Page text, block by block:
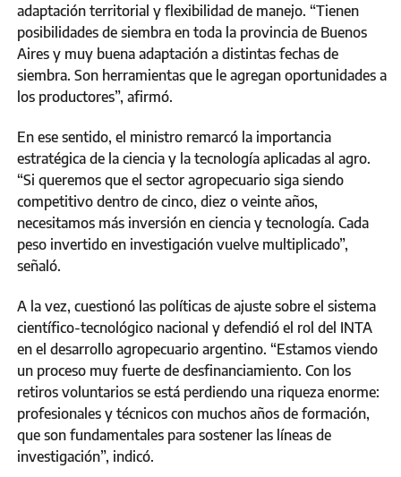
adaptación territorial y flexibilidad de manejo. “Tienen
posibilidades de siembra en toda la provincia de Buenos
Aires y muy buena adaptación a distintas fechas de
siembra. Son herramientas que le agregan oportunidades a
los productores”, afirmó.
En ese sentido, el ministro remarcó la importancia
estratégica de la ciencia y la tecnología aplicadas al agro.
“Si queremos que el sector agropecuario siga siendo
competitivo dentro de cinco, diez o veinte años,
necesitamos más inversión en ciencia y tecnología. Cada
peso invertido en investigación vuelve multiplicado”,
señaló.
A la vez, cuestionó las políticas de ajuste sobre el sistema
científico-tecnológico nacional y defendió el rol del INTA
en el desarrollo agropecuario argentino. “Estamos viendo
un proceso muy fuerte de desfinanciamiento. Con los
retiros voluntarios se está perdiendo una riqueza enorme:
profesionales y técnicos con muchos años de formación,
que son fundamentales para sostener las líneas de
investigación”, indicó.